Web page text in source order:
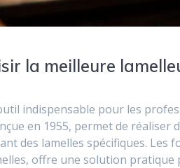
la meilleure
indispensable pour les
en 1955, permet de réaliser
des lamelles spécifiques. Les
offre une solution pratique